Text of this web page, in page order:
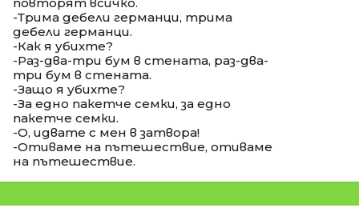
-Трима дебели германци, трима
дебели германци.
-Как я убихте?
-Раз-два-три бум в стената, раз-два-
три бум в стената.
-Защо я убихте?
-За едно пакетче семки, за едно
пакетче семки.
-О, идвате с мен в затвора!
-Отиваме на пътешествие, отиваме
на пътешествие.